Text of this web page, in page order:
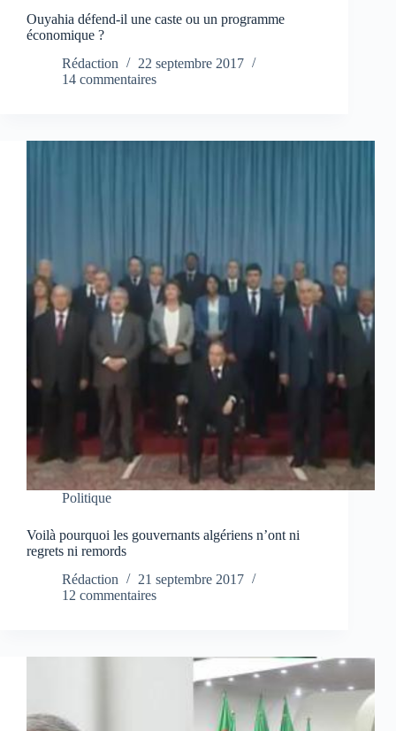
Ouyahia défend-il une caste ou un programme
économique ?
Rédaction
22 septembre 2017
14 commentaires
Politique
Voilà pourquoi les gouvernants algériens n’ont ni
regrets ni remords
Rédaction
21 septembre 2017
12 commentaires